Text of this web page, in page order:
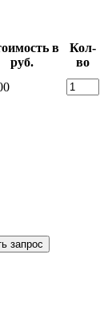
в
руб.
Кол-
во
запрос